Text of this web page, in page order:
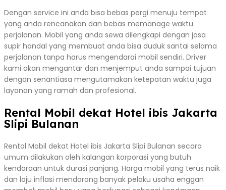
Dengan service ini anda bisa bebas pergi menuju tempat
yang anda rencanakan dan bebas memanage waktu
perjalanan. Mobil yang anda sewa dilengkapi dengan jasa
supir handal yang membuat anda bisa duduk santai selama
perjalanan tanpa harus mengendarai mobil sendiri. Driver
kami akan mengantar dan menjemput anda sampai tujuan
dengan senantiasa mengutamakan ketepatan waktu juga
layanan yang ramah dan profesional.
Rental Mobil dekat Hotel ibis Jakarta
Slipi Bulanan
Rental Mobil dekat Hotel ibis Jakarta Slipi Bulanan secara
umum dilakukan oleh kalangan korporasi yang butuh
kendaraan untuk durasi panjang. Harga mobil yang terus naik
dan laju inflasi mendorong banyak pelaku usaha enggan